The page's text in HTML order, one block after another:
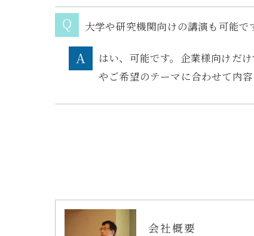
大学や研究機関向けの講演も可能で
はい、可能です。企業様向けだ
やご希望のテーマに合わせて内
会社概要